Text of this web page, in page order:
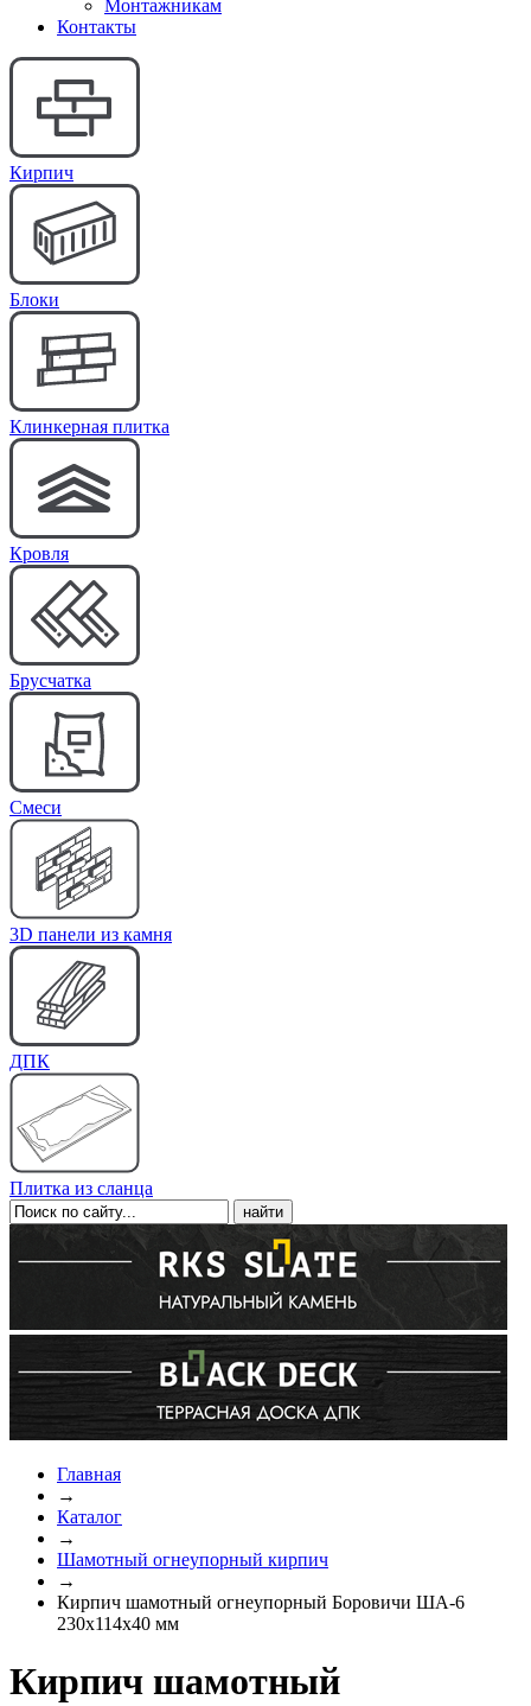
Монтажникам
Контакты
Кирпич
Блоки
Клинкерная плитка
Кровля
Брусчатка
Cмеси
3D панели из камня
ДПК
Плитка из сланца
Главная
→
Каталог
→
Шамотный огнеупорный кирпич
→
Кирпич шамотный огнеупорный Боровичи ША-6
230x114x40 мм
Кирпич шамотный